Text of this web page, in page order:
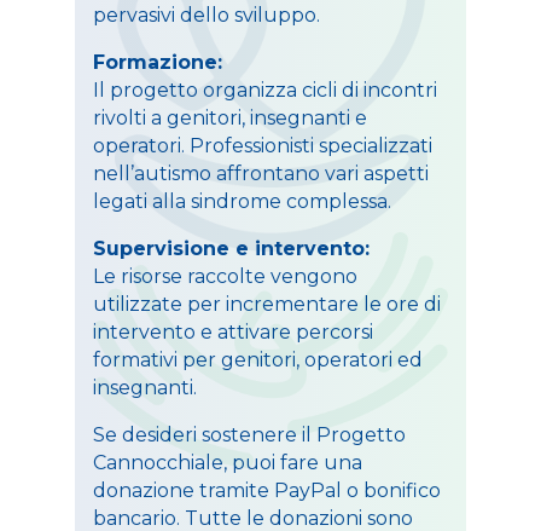
pervasivi dello sviluppo.
Formazione:
Il progetto organizza cicli di incontri
rivolti a genitori, insegnanti e
operatori. Professionisti specializzati
nell’autismo affrontano vari aspetti
legati alla sindrome complessa.
Supervisione e intervento:
Le risorse raccolte vengono
utilizzate per incrementare le ore di
intervento e attivare percorsi
formativi per genitori, operatori ed
insegnanti.
Se desideri sostenere il Progetto
Cannocchiale, puoi fare una
donazione tramite PayPal o bonifico
bancario. Tutte le donazioni sono